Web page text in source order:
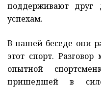
поддерживают друг
успехам.
В нашей беседе они
этот спорт.
опытной
пришедшей в